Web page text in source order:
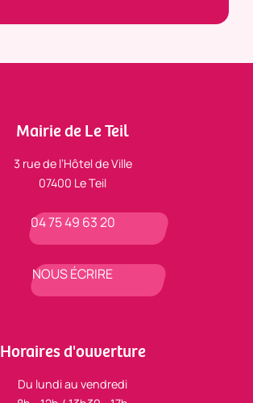
Mairie de Le Teil
3 rue de l’Hôtel de Ville
07400 Le Teil
04 75 49 63 20
NOUS ÉCRIRE
Horaires d'ouverture
Du lundi au vendredi